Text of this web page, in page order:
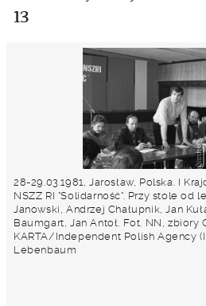
13
28-29.03.1981, Jarosław, Polska. I
NSZZ RI "Solidarność". Przy stole od
Janowski, Andrzej Chałupnik, Jan
Baumgart, Jan Antoł. Fot. NN, zbiory
KARTA/Independent Polish Agency
Lebenbaum